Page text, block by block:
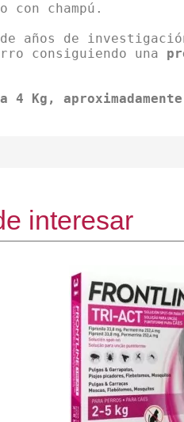
champú.
años de
consiguiendo una
4 Kg,
interesar